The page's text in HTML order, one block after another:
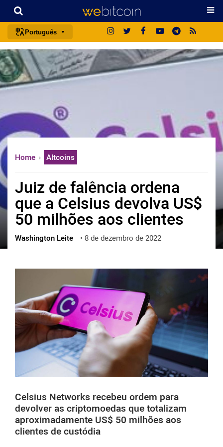
Português
português (BR)
english
español
italiano
deutsch
中文
한국어
العربية
ქართული
vietnamese
Home Altcoins
Juiz de falência ordena
que a Celsius devolva US$
50 milhões aos clientes
Washington Leite • 8 de dezembro de 2022
Celsius Networks recebeu ordem para
devolver as criptomoedas que totalizam
aproximadamente US$ 50 milhões aos
clientes de custódia